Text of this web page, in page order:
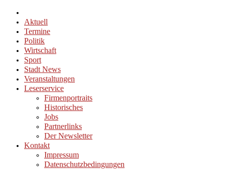
Aktuell
Termine
Politik
Wirtschaft
Sport
Stadt News
Veranstaltungen
Leserservice
Firmenportraits
Historisches
Jobs
Partnerlinks
Der Newsletter
Kontakt
Impressum
Datenschutzbedingungen